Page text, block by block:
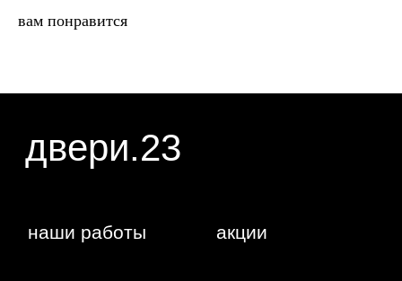
вам понравится
входные двери
Жуковского,
4г
8 (918) 001-56-04
характер и ни при каких условиях не является
публичной офертой, определяемой положениями
статьи 437 ГК РФ. Отправляя сведения через